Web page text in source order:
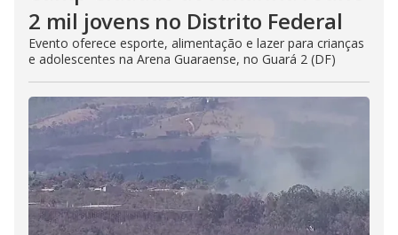
2 mil jovens no Distrito Federal
Evento oferece esporte, alimentação e lazer para crianças
e adolescentes na Arena Guaraense, no Guará 2 (DF)